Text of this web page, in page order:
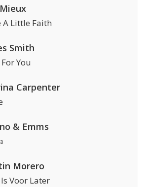
A Little Faith
Smith
You
Carpenter
& Emms
Morero
Voor Later